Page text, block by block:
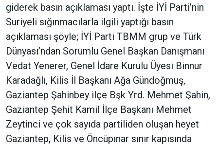
giderek basın açıklaması yaptı. İşte İYİ Parti’nin
Suriyeli sığınmacılarla ilgili yaptığı basın
açıklaması şöyle; İYİ Parti TBMM grup ve Türk
Dünyası’ndan Sorumlu Genel Başkan Danışmanı
Vedat Yenerer, Genel İdare Kurulu Üyesi Binnur
Karadağlı, Kilis İl Başkanı Ağa Gündoğmuş,
Gaziantep Şahinbey ilçe Bşk Yrd. Mehmet Şahin,
Gaziantep Şehit Kamil İlçe Başkanı Mehmet
Zeytinci ve çok sayıda partiliden oluşan heyet
Gaziantep, Kilis ve Öncüpınar sınır kapısında